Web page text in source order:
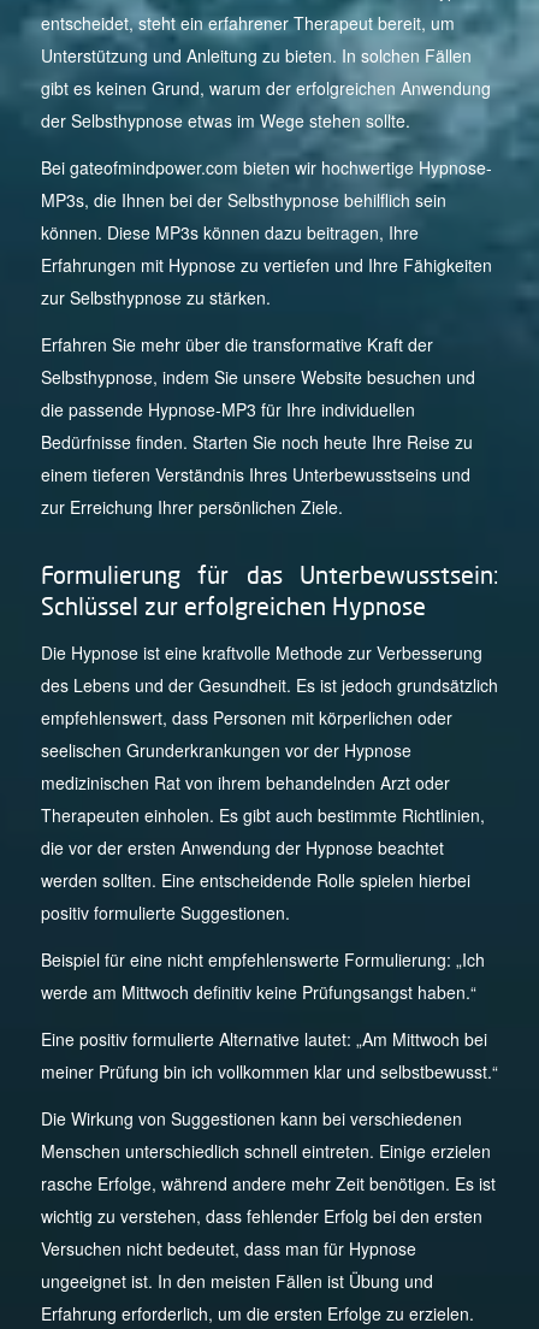
entscheidet, steht ein erfahrener Therapeut bereit, um
Unterstützung und Anleitung zu bieten. In solchen Fällen
gibt es keinen Grund, warum der erfolgreichen Anwendung
der Selbsthypnose etwas im Wege stehen sollte.
Bei gateofmindpower.com bieten wir hochwertige Hypnose-
MP3s, die Ihnen bei der Selbsthypnose behilflich sein
können. Diese MP3s können dazu beitragen, Ihre
Erfahrungen mit Hypnose zu vertiefen und Ihre Fähigkeiten
zur Selbsthypnose zu stärken.
Erfahren Sie mehr über die transformative Kraft der
Selbsthypnose, indem Sie unsere Website besuchen und
die passende Hypnose-MP3 für Ihre individuellen
Bedürfnisse finden. Starten Sie noch heute Ihre Reise zu
einem tieferen Verständnis Ihres Unterbewusstseins und
zur Erreichung Ihrer persönlichen Ziele.
Formulierung für das Unterbewusstsein:
Schlüssel zur erfolgreichen Hypnose
Die Hypnose ist eine kraftvolle Methode zur Verbesserung
des Lebens und der Gesundheit. Es ist jedoch grundsätzlich
empfehlenswert, dass Personen mit körperlichen oder
seelischen Grunderkrankungen vor der Hypnose
medizinischen Rat von ihrem behandelnden Arzt oder
Therapeuten einholen. Es gibt auch bestimmte Richtlinien,
die vor der ersten Anwendung der Hypnose beachtet
werden sollten. Eine entscheidende Rolle spielen hierbei
positiv formulierte Suggestionen.
Beispiel für eine nicht empfehlenswerte Formulierung: „Ich
werde am Mittwoch definitiv keine Prüfungsangst haben.“
Eine positiv formulierte Alternative lautet: „Am Mittwoch bei
meiner Prüfung bin ich vollkommen klar und selbstbewusst.“
Die Wirkung von Suggestionen kann bei verschiedenen
Menschen unterschiedlich schnell eintreten. Einige erzielen
rasche Erfolge, während andere mehr Zeit benötigen. Es ist
wichtig zu verstehen, dass fehlender Erfolg bei den ersten
Versuchen nicht bedeutet, dass man für Hypnose
ungeeignet ist. In den meisten Fällen ist Übung und
Erfahrung erforderlich, um die ersten Erfolge zu erzielen.